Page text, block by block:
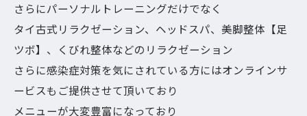
さらにパーソナルトレーニングだけでなく
タイ古式リラクゼーション、ヘッドスパ、美脚整体【足
ツボ】、くびれ整体などのリラクゼーション
さらに感染症対策を気にされている方にはオンラインサ
ービスもご提供させて頂いており
メニューが大変豊富になっており